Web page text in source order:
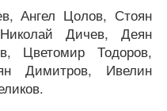
Ангел Цолов, Стоян
Дичев, Деян
Цветомир Тодоров,
Димитров, Ивелин